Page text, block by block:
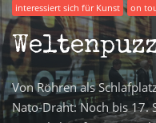
interessiert sich für Kunst on
Von Röhren als
Nato-Draht: Noch bis 17.